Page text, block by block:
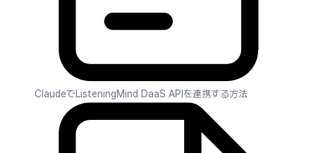
ClaudeでListeningMind DaaS APIを連携する方法